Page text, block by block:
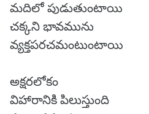
మదిలో పుడుతుంటాయి
చక్కని భావమును
వ్యక్తపరచమంటుంటాయి
అక్షరలోకం
విహారానికి పిలుస్తుంది